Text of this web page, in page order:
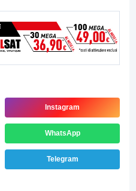
Instagram
WhatsApp
Telegram